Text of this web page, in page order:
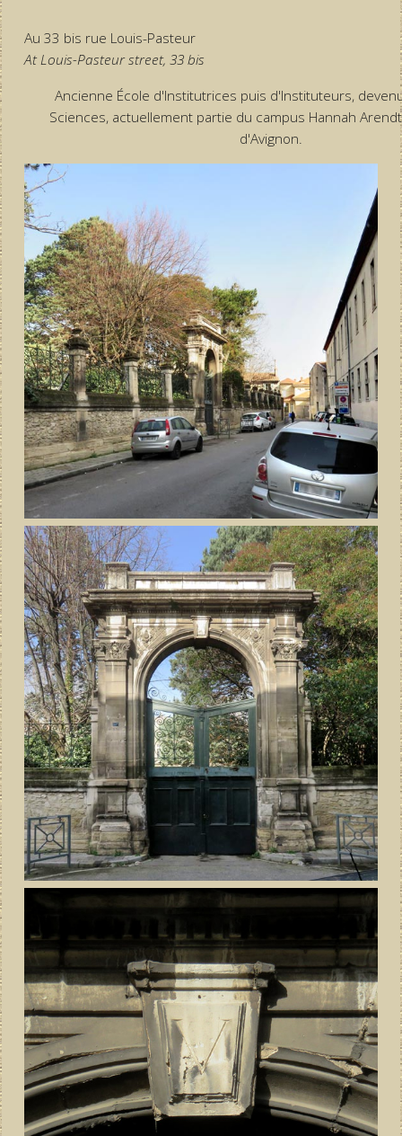
Au 33 bis rue Louis-Pasteur
At Louis-Pasteur street, 33 bis
Ancienne École d'Institutrices puis d'Instituteurs,
Sciences, actuellement partie du campus Hannah
d'Avignon.